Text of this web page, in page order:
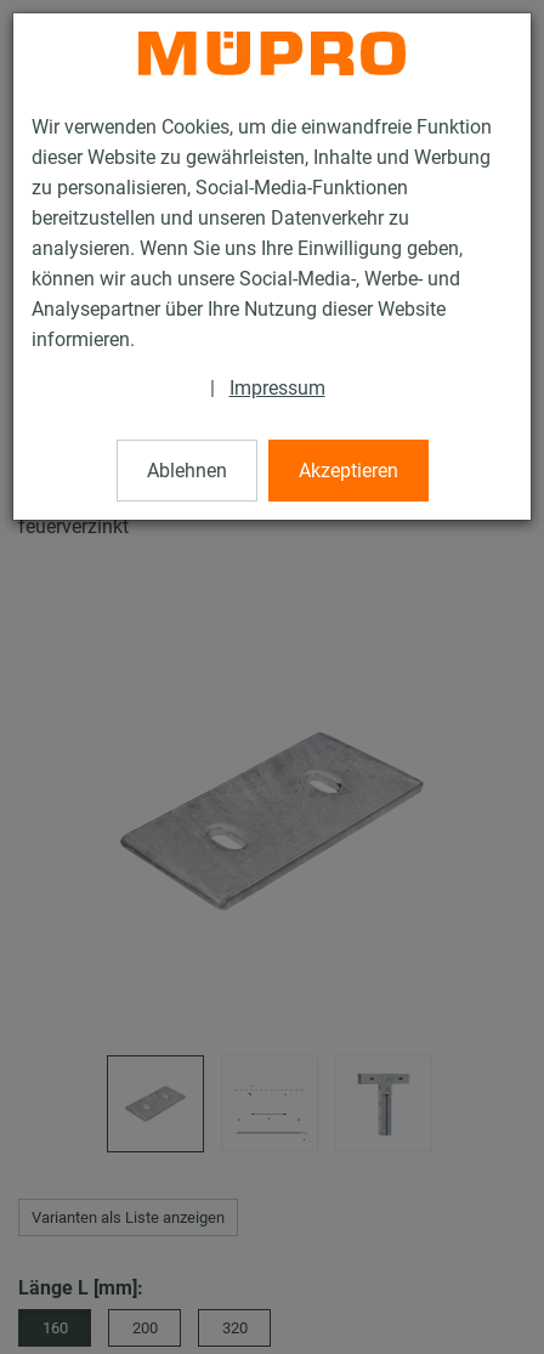
Wir verwenden Cookies, um die einwandfreie Funktion
dieser Website zu gewährleisten, Inhalte und Werbung
zu personalisieren, Social-Media-Funktionen
bereitzustellen und unseren Datenverkehr zu
analysieren. Wenn Sie uns Ihre Einwilligung geben,
können wir auch unsere Social-Media-, Werbe- und
Analysepartner über Ihre Nutzung dieser Website
informieren.
| Impressum
Ablehnen Akzeptieren
Kontakt
Produkte Befestigungstechnik
Installationsschienen
MPT-Lochplatten
MPT-Lochplatten
MPT-Lochplatte, 80 x 160 x 8 mm für Tragprofil Q80,
feuerverzinkt
Varianten als Liste anzeigen
Länge L [mm]:
160 200 320